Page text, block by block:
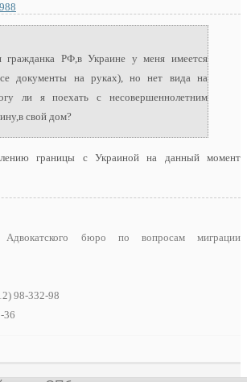
гражданка РФ,в Украине у меня имеется
документы на руках), но нет вида на
ли я поехать с несовершеннолетним
свой дом?
границы с Украиной на данный момент
Адвокатского бюро по вопросам миграции
98-332-98
36